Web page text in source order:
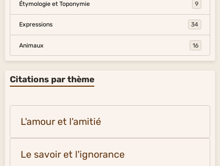
Étymologie et Toponymie 9
Expressions 34
Animaux 16
Citations par thème
L'amour et l'amitié
Le savoir et l'ignorance